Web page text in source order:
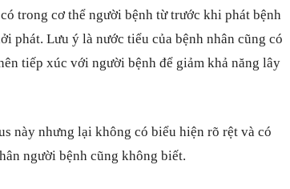
trong cơ thể người bệnh từ trước khi phát bệnh
phát. Lưu ý là nước tiểu của bệnh nhân cũng có
tiếp xúc với người bệnh để giảm khả năng lây
này nhưng lại không có biểu hiện rõ rệt và có
người bệnh cũng không biết.